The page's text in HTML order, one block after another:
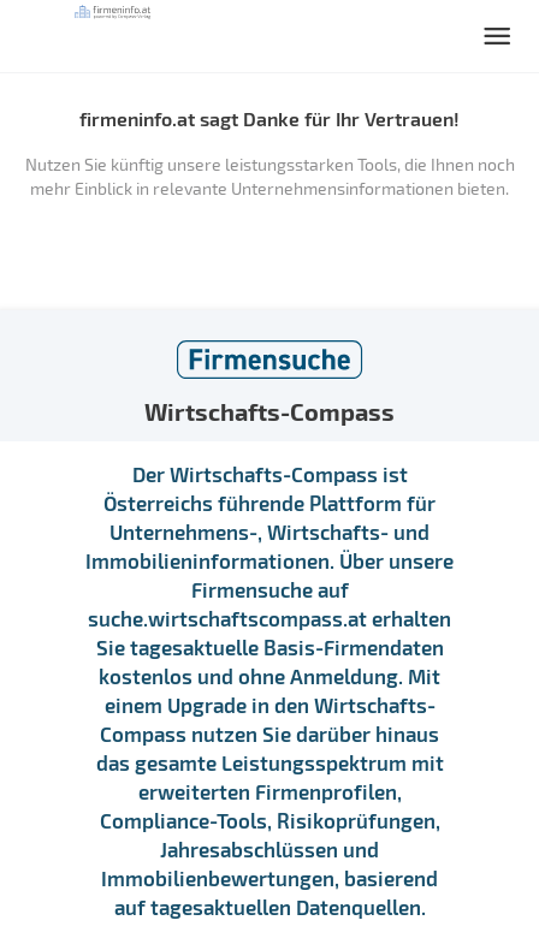
firmeninfo.at sagt Danke für Ihr Vertrauen!
Nutzen Sie künftig unsere leistungsstarken Tools, die Ihnen noch
mehr Einblick in relevante Unternehmensinformationen bieten.
Wirtschafts-Compass
Der Wirtschafts-Compass ist
Österreichs führende Plattform für
Unternehmens-, Wirtschafts- und
Immobilieninformationen. Über unsere
Firmensuche auf
suche.wirtschaftscompass.at erhalten
Sie tagesaktuelle Basis-Firmendaten
kostenlos und ohne Anmeldung. Mit
einem Upgrade in den Wirtschafts-
Compass nutzen Sie darüber hinaus
das gesamte Leistungsspektrum mit
erweiterten Firmenprofilen,
Compliance-Tools, Risikoprüfungen,
Jahresabschlüssen und
Immobilienbewertungen, basierend
auf tagesaktuellen Datenquellen.